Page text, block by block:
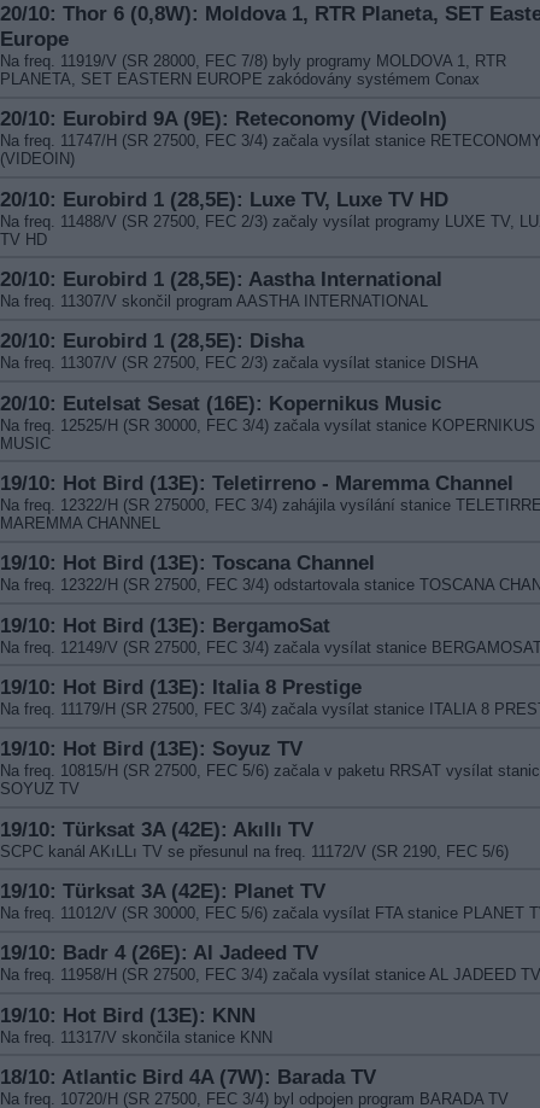
20/10: Thor 6 (0,8W): Moldova 1, RTR Planeta, SET
Europe
Na freq. 11919/V (SR 28000, FEC 7/8) byly programy MOLDOVA 1, RTR
PLANETA, SET EASTERN EUROPE zakódovány systémem Conax
20/10: Eurobird 9A (9E): Reteconomy (VideoIn)
Na freq. 11747/H (SR 27500, FEC 3/4) začala vysílat stanice
(VIDEOIN)
20/10: Eurobird 1 (28,5E): Luxe TV, Luxe TV HD
Na freq. 11488/V (SR 27500, FEC 2/3) začaly vysílat programy LUXE TV,
TV HD
20/10: Eurobird 1 (28,5E): Aastha International
Na freq. 11307/V skončil program AASTHA INTERNATIONAL
20/10: Eurobird 1 (28,5E): Disha
Na freq. 11307/V (SR 27500, FEC 2/3) začala vysílat stanice DISHA
20/10: Eutelsat Sesat (16E): Kopernikus Music
Na freq. 12525/H (SR 30000, FEC 3/4) začala vysílat stanice KOPERNIKUS
MUSIC
19/10: Hot Bird (13E): Teletirreno - Maremma Channel
Na freq. 12322/H (SR 275000, FEC 3/4) zahájila vysílání stanice
MAREMMA CHANNEL
19/10: Hot Bird (13E): Toscana Channel
Na freq. 12322/H (SR 27500, FEC 3/4) odstartovala stanice TOSCANA
19/10: Hot Bird (13E): BergamoSat
Na freq. 12149/V (SR 27500, FEC 3/4) začala vysílat stanice
19/10: Hot Bird (13E): Italia 8 Prestige
Na freq. 11179/H (SR 27500, FEC 3/4) začala vysílat stanice ITALIA 8
19/10: Hot Bird (13E): Soyuz TV
Na freq. 10815/H (SR 27500, FEC 5/6) začala v paketu RRSAT vysílat
SOYUZ TV
19/10: Türksat 3A (42E): Akıllı TV
SCPC kanál AKıLLı TV se přesunul na freq. 11172/V (SR 2190, FEC 5/6)
19/10: Türksat 3A (42E): Planet TV
Na freq. 11012/V (SR 30000, FEC 5/6) začala vysílat FTA stanice PLANET
19/10: Badr 4 (26E): Al Jadeed TV
Na freq. 11958/H (SR 27500, FEC 3/4) začala vysílat stanice AL JADEED TV
19/10: Hot Bird (13E): KNN
Na freq. 11317/V skončila stanice KNN
18/10: Atlantic Bird 4A (7W): Barada TV
Na freq. 10720/H (SR 27500, FEC 3/4) byl odpojen program BARADA TV